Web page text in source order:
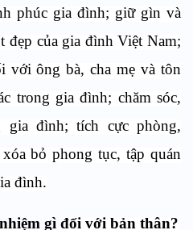
phúc gia đình; giữ gìn và
đẹp của gia đình Việt Nam;
với ông bà, cha mẹ và tôn
trong gia đình; chăm sóc,
gia đình; tích cực phòng,
bỏ phong tục, tập quán
đình.
gì đối với bản thân?